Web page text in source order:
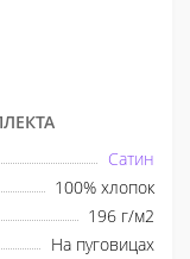
Сатин
100% хлопок
196 г/м2
На пуговицах